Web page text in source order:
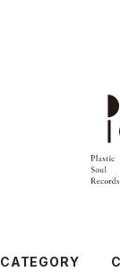
CATEGORY